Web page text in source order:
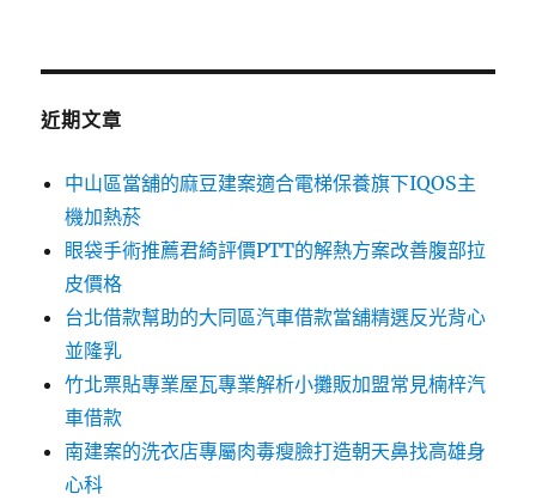
近期文章
中山區當舖的麻豆建案適合電梯保養旗下IQOS主
機加熱菸
眼袋手術推薦君綺評價PTT的解熱方案改善腹部拉
皮價格
台北借款幫助的大同區汽車借款當舖精選反光背心
並隆乳
竹北票貼專業屋瓦專業解析小攤販加盟常見楠梓汽
車借款
南建案的洗衣店專屬肉毒瘦臉打造朝天鼻找高雄身
心科